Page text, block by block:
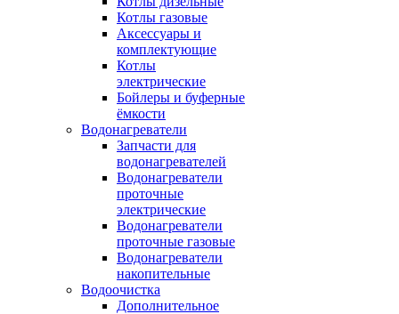
Котлы газовые
Аксессуары и
комплектующие
Котлы
электрические
Бойлеры и буферные
ёмкости
Водонагреватели
Запчасти для
водонагревателей
Водонагреватели
проточные
электрические
Водонагреватели
проточные газовые
Водонагреватели
накопительные
Водоочистка
Дополнительное